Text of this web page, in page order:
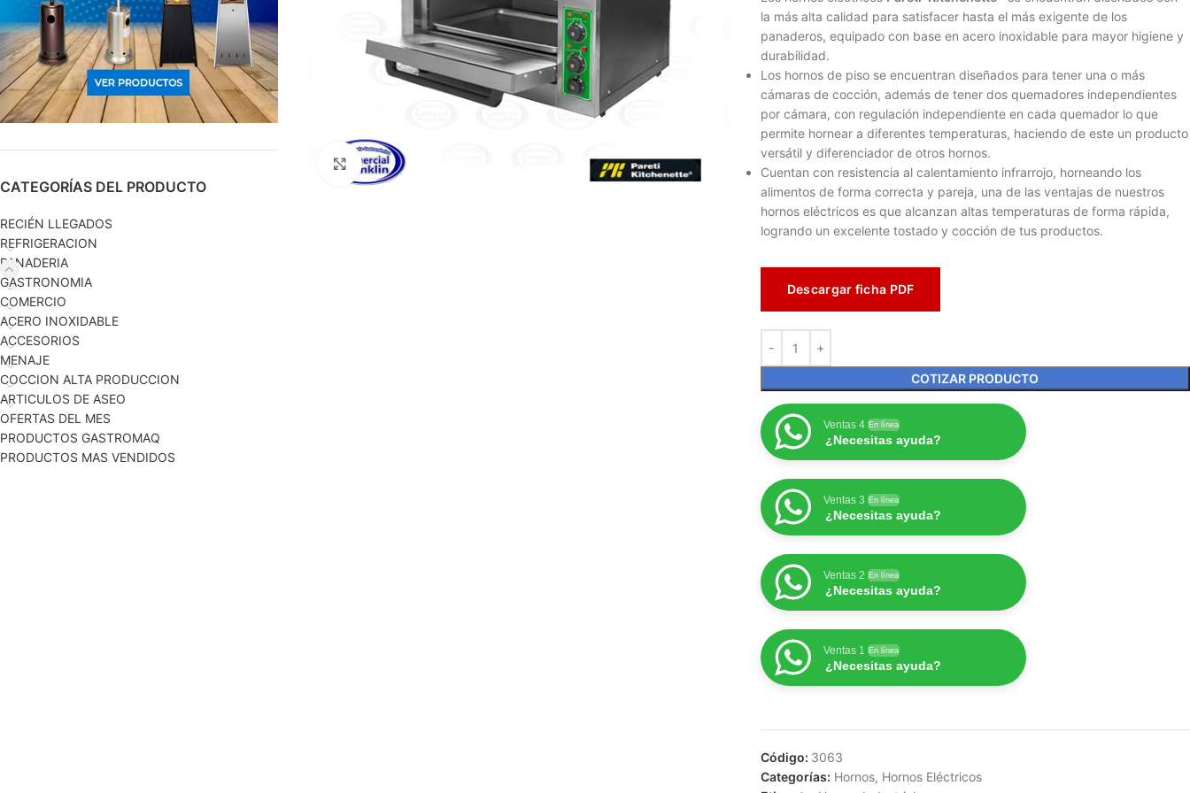
CATEGORÍAS DEL PRODUCTO
RECIÉN LLEGADOS
REFRIGERACION
PANADERIA
GASTRONOMIA
COMERCIO
ACERO INOXIDABLE
ACCESORIOS
MENAJE
COCCION ALTA PRODUCCION
ARTICULOS DE ASEO
OFERTAS DEL MES
PRODUCTOS GASTROMAQ
PRODUCTOS MAS VENDIDOS
Haga clic para ampliar
la más alta calidad para satisfacer hasta el más exigente de los
panaderos, equipado con base en acero inoxidable para mayor higiene y
durabilidad.
Los hornos de piso se encuentran diseñados para tener una o más
cámaras de cocción, además de tener dos quemadores independientes
por cámara, con regulación independiente en cada quemador lo que
permite hornear a diferentes temperaturas, haciendo de este un producto
versátil y diferenciador de otros hornos.
Cuentan con resistencia al calentamiento infrarrojo, horneando los
alimentos de forma correcta y pareja, una de las ventajas de nuestros
hornos eléctricos es que alcanzan altas temperaturas de forma rápida,
logrando un excelente tostado y cocción de tus productos.
Descargar ficha PDF
COTIZAR PRODUCTO
Ventas 4 En línea
¿Necesitas ayuda?
Ventas 3 En línea
¿Necesitas ayuda?
Ventas 2 En línea
¿Necesitas ayuda?
Ventas 1 En línea
¿Necesitas ayuda?
Código: 3063
Categorías: Hornos, Hornos Eléctricos